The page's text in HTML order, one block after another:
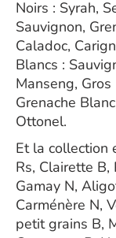
Noirs : Syrah,
Sauvignon,
Caladoc,
Blancs :
Manseng,
Grenache
Ottonel.
Et la collection
Rs, Clairette B,
Gamay N,
Carménère N,
petit grains B,